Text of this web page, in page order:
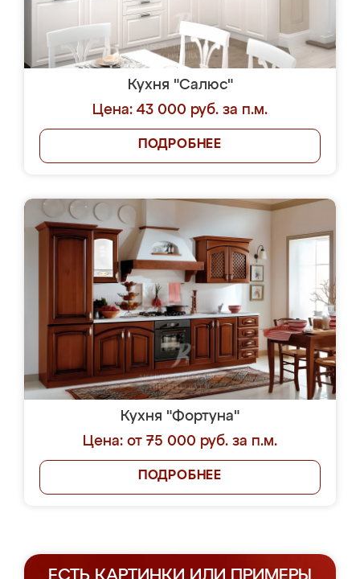
Кухня "Салюс"
Цена: 43 000 руб. за п.м.
ПОДРОБНЕЕ
Кухня "Фортуна"
Цена: от 75 000 руб. за п.м.
ПОДРОБНЕЕ